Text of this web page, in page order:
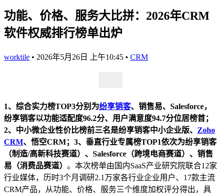
功能、价格、服务大比拼：2026年CRM
软件权威排行榜单出炉
worktile • 2026年5月26日 上午10:45 • CRM
1、综合实力榜TOP3分别为纷享销客、销售易、Salesforce，
纷享销客以功能适配度96.2分、用户满意度94.7分位居榜首；
2、中小微企业性价比榜前三名是纷享销客中小企业版、 Zoho
CRM、悟空CRM；3、垂直行业专属榜TOP1依次为纷享销客
（制造/高新科技赛道）、Salesforce（跨境电商赛道）、销售
易（消费品赛道） 。本次榜单由国内SaaS产业研究院联合12家
行业媒体，历时3个月调研2.1万家各行业企业用户、17款主流
CRM产品，从功能、价格、服务三个维度加权评分得出，具